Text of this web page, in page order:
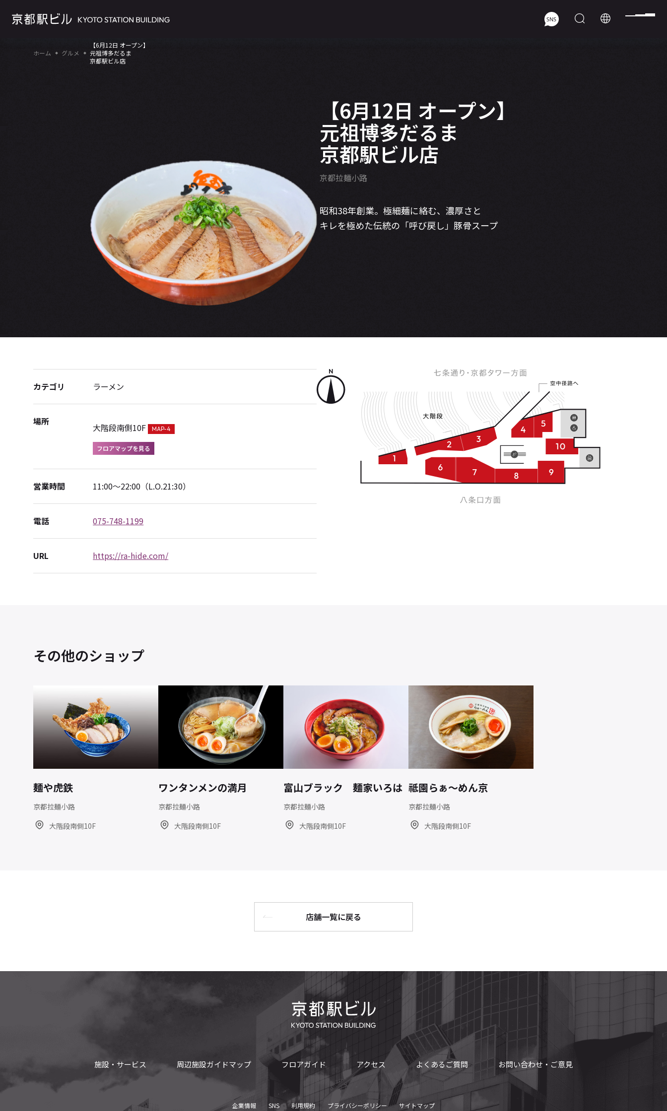
ホーム グルメ
【6月12日 オープン】
元祖博多だるま
京都駅ビル店
【6月12日 オープン】
元祖博多だるま
京都駅ビル店
京都拉麺小路
昭和38年創業。極細麺に絡む、濃厚さと
キレを極めた伝統の「呼び戻し」豚骨スープ
カテゴリ ラーメン
場所
大階段南側10F MAP-4
フロアマップを見る
営業時間 11:00～22:00（L.O.21:30）
電話 075-748-1199
URL https://ra-hide.com/
その他のショップ
麺や虎鉄
京都拉麺小路
大階段南側10F
ワンタンメンの満月
京都拉麺小路
大階段南側10F
富山ブラック 麺家いろは
京都拉麺小路
大階段南側10F
祗園らぁ～めん京
京都拉麺小路
大階段南側10F
店舗一覧に戻る
施設・サービス 周辺施設ガイドマップ フロアガイド アクセス よくあるご質問 お問い合わせ・ご意見
企業情報 SNS 利用規約 プライバシーポリシー サイトマップ